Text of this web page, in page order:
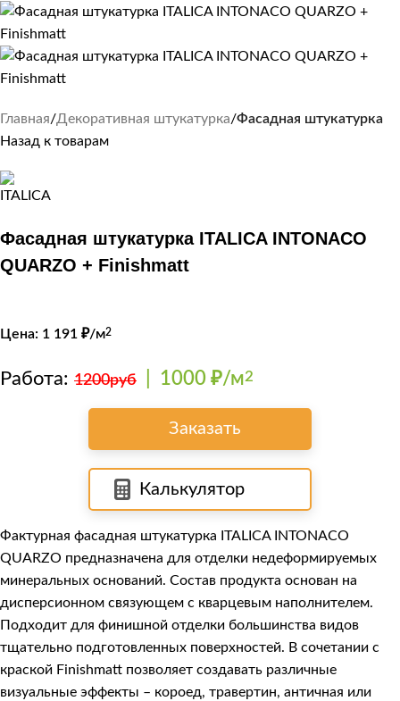
Главная Декоративная штукатурка Фасадная штукатурка
Назад к товарам
Фасадная штукатурка ITALICA INTONACO
QUARZO + Finishmatt
Цена: 1 191 ₽/м2
Работа: 1200руб 1000 ₽/м2
Заказать
Калькулятор
Фактурная фасадная штукатурка ITALICA INTONACO
QUARZO предназначена для отделки недеформируемых
минеральных оснований. Состав продукта основан на
дисперсионном связующем с кварцевым наполнителем.
Подходит для финишной отделки большинства видов
тщательно подготовленных поверхностей. В сочетании с
краской Finishmatt позволяет создавать различные
визуальные эффекты – короед, травертин, античная или